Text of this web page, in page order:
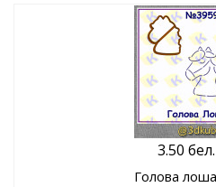
3.50
Голова